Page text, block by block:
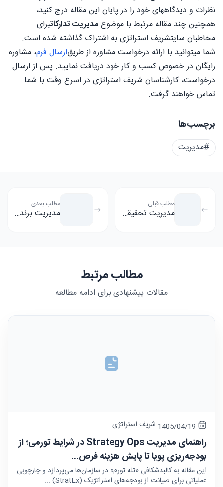
نظرات و دیدگاههای خود را در پایان این مقاله درج کنید،
همچنین چند مقاله مرتبط با موضوعمدیریت تدارکاتبرای
مخاطبان سایتشریف استراتژی به اشتراک گذاشته شده است.
شما میتوانید با ارائه درخواست مشاوره از طریقارسال فرم، مشاوره
رایگان در خصوص کسب و کار خود دریافت نمایید. پس از ارسال
درخواست، کارشناسان شریف استراتژی در اسرع وقت با شما
تماس خواهند گرفت.
برچسب‌ها
#مدیریت
مطلب قبلی
مدیریت تحقیقات بازار چیست؟
مطلب بعدی
مدیریت برند چیست؟
مطالب مرتبط
مقالات پیشنهادی برای ادامه مطالعه
شریف استراتژی
راهنمای مدیریت Strategy Ops در شرایط تورمی؛ از
بودجه‌ریزی پویا تا پایش هزینه فرص...
این مقاله به کالبدشکافی «تله تورم» در سازمان‌ها می‌پردازد و چارچوبی
عملیاتی برای صیانت از بودجه‌های استراتژیک (StratEx) ...